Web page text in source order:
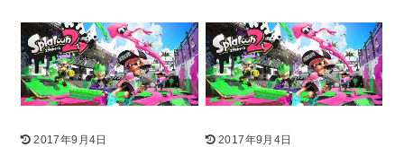
2017年9月4日
2017年9月4日